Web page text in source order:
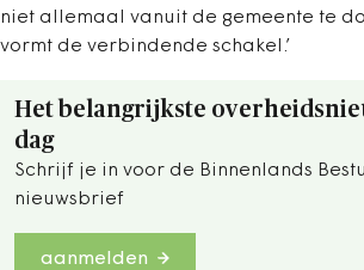
niet allemaal vanuit de gemeente te
vormt de verbindende schakel.’
Het belangrijkste
dag
Schrijf je in voor de Binnenlands
nieuwsbrief
aanmelden